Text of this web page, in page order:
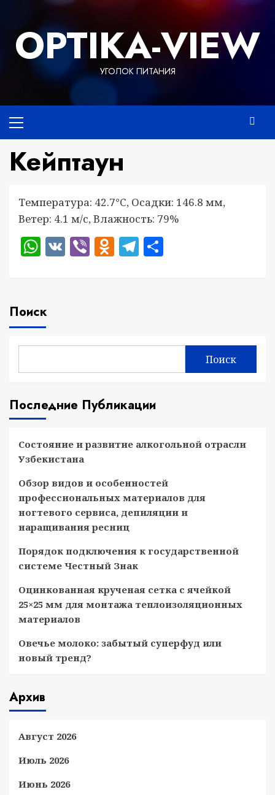
содержимому
OPTIKA-VIEW
УГОЛОК ПИТАНИЯ
меню
Кейптаун
Температура: 42.7°C, Осадки: 146.8 мм,
Ветер: 4.1 м/с, Влажность: 79%
WhatsApp
VKViberOdnoklassniki
Telegram
Поиск
Поиск
Последние Публикации
Состояние и развитие алкогольной отрасли
Узбекистана
Обзор видов и особенностей
профессиональных материалов для
ногтевого сервиса, депиляции и
наращивания ресниц
Порядок подключения к государственной
системе Честный Знак
Оцинкованная крученая сетка с ячейкой
25×25 мм для монтажа теплоизоляционных
материалов
Овечье молоко: забытый суперфуд или
новый тренд?
Архив
Август 2026
Июль 2026
Июнь 2026